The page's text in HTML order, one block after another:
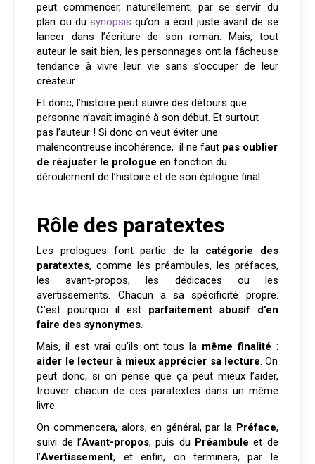
peut commencer, naturellement, par se servir du
plan ou du synopsis qu’on a écrit juste avant de se
lancer dans l’écriture de son roman. Mais, tout
auteur le sait bien, les personnages ont la fâcheuse
tendance à vivre leur vie sans s’occuper de leur
créateur.
Et donc, l’histoire peut suivre des détours que
personne n’avait imaginé à son début. Et surtout
pas l’auteur ! Si donc on veut éviter une
malencontreuse incohérence, il ne faut pas oublier
de réajuster le prologue en fonction du
déroulement de l’histoire et de son épilogue final.
Rôle des paratextes
Les prologues font partie de la catégorie des
paratextes, comme les préambules, les préfaces,
les avant-propos, les dédicaces ou les
avertissements. Chacun a sa spécificité propre.
C’est pourquoi il est parfaitement abusif d’en
faire des synonymes.
Mais, il est vrai qu’ils ont tous la même finalité :
aider le lecteur à mieux apprécier sa lecture. On
peut donc, si on pense que ça peut mieux l’aider,
trouver chacun de ces paratextes dans un même
livre.
On commencera, alors, en général, par la Préface,
suivi de l’Avant-propos, puis du Préambule et de
l’Avertissement, et enfin, on terminera, par le